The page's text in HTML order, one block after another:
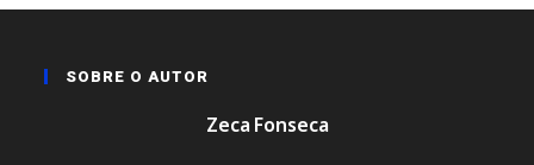
SOBRE O AUTOR
Zeca Fonseca